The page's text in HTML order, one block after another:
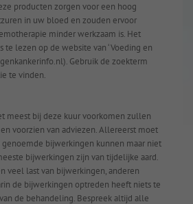
producten zorgen voor een hoog
in uw bloed en zouden ervoor
minder werkzaam is. Het
te lezen op de website van ‘Voeding en
Gebruik de zoekterm
te vinden.
meest bij deze kuur voorkomen zullen
voorzien van adviezen. Allereerst moet
bijwerkingen kunnen maar niet
bijwerkingen zijn van tijdelijke aard.
veel last van bijwerkingen, anderen
de bijwerkingen optreden heeft niets te
de behandeling. Bespreek altijd alle